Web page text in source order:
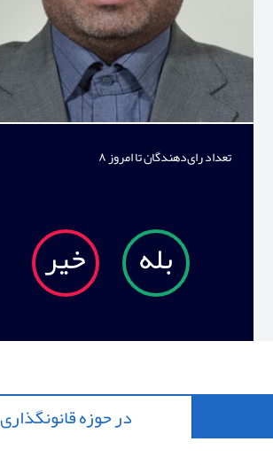
تعداد رای‌دهندگان تا امروز۸
بله خیر
در حوزه قانونگذاری